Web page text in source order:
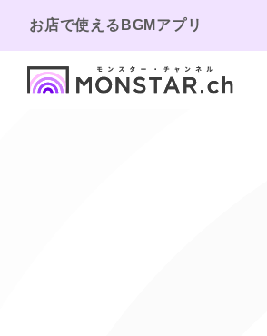
お店で使えるBGMアプリ